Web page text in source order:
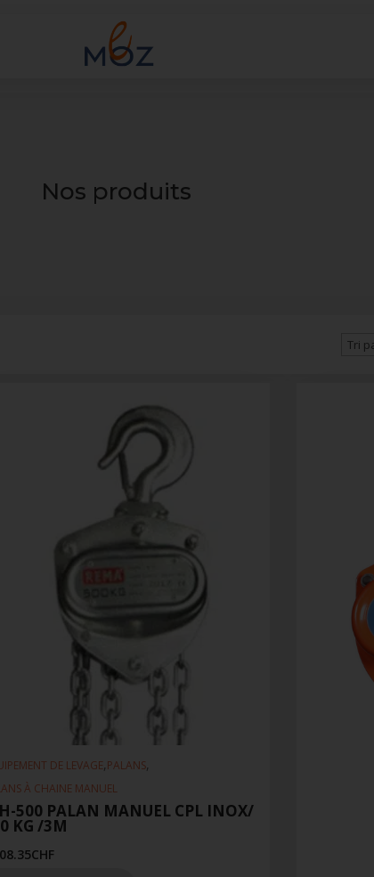
Nos produits
DE LEVAGE,PALANS,
À CHAINE MANUEL
500 PALAN MANUEL CPL INOX/
KG /3M
CHF